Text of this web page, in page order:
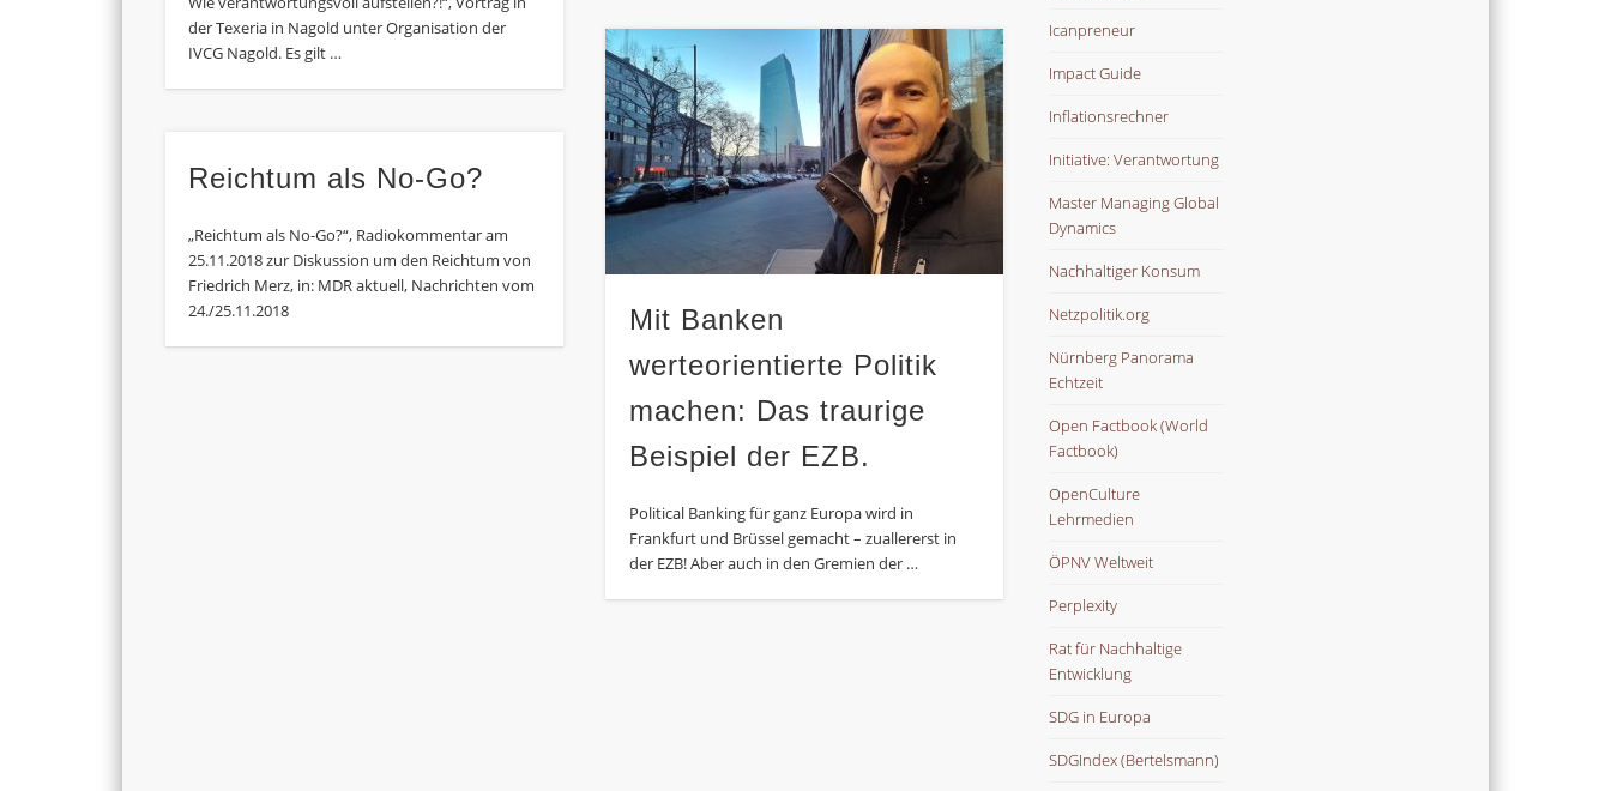
der Texeria in Nagold unter Organisation der
IVCG Nagold. Es gilt …
Mit Banken
werteorientierte Politik
machen: Das traurige
Beispiel der EZB.
Political Banking für ganz Europa wird in
Frankfurt und Brüssel gemacht – zuallererst in
der EZB! Aber auch in den Gremien der …
Reichtum als No-Go?
„Reichtum als No-Go?“, Radiokommentar am
25.11.2018 zur Diskussion um den Reichtum von
Friedrich Merz, in: MDR aktuell, Nachrichten vom
24./25.11.2018
Icanpreneur
Impact Guide
Inflationsrechner
Initiative: Verantwortung
Master Managing Global
Dynamics
Nachhaltiger Konsum
Netzpolitik.org
Nürnberg Panorama
Echtzeit
Open Factbook (World
Factbook)
OpenCulture
Lehrmedien
ÖPNV Weltweit
Perplexity
Rat für Nachhaltige
Entwicklung
SDG in Europa
SDGIndex (Bertelsmann)